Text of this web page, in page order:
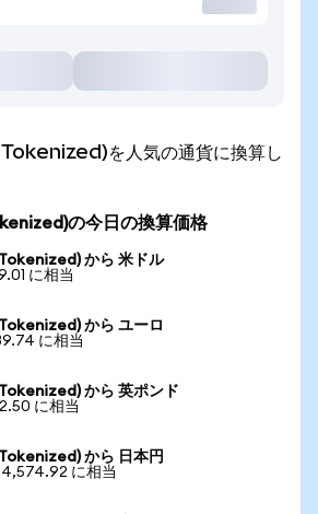
を人気の通貨に換算し
の今日の換算価格
から 米ドル
に相当
から ユーロ
に相当
から 英ポンド
に相当
から 日本円
に相当